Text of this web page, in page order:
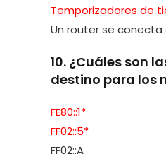
Temporizadores de
Un router se
10. ¿Cuáles son
destino para los
FE80::1*
FF02::5*
FF02::A